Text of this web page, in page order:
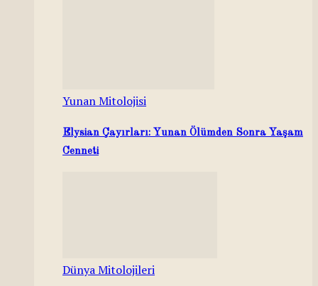
Yunan Mitolojisi
Elysian Çayırları: Yunan Ölümden Sonra Yaşam
Cenneti
Dünya Mitolojileri